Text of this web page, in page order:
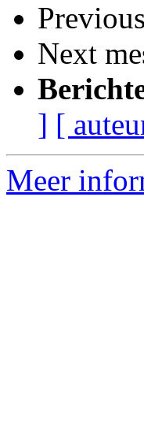
Next
] [
Meer